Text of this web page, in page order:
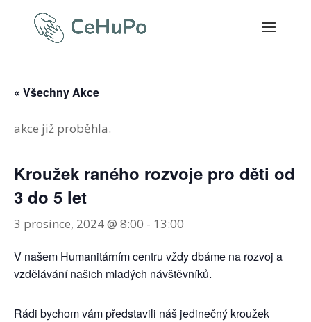
« Všechny Akce
akce již proběhla.
Kroužek raného rozvoje pro děti od
3 do 5 let
3 prosince, 2024 @ 8:00 - 13:00
V našem Humanitárním centru vždy dbáme na rozvoj a
vzdělávání našich mladých návštěvníků.
Rádi bychom vám představili náš jedinečný kroužek